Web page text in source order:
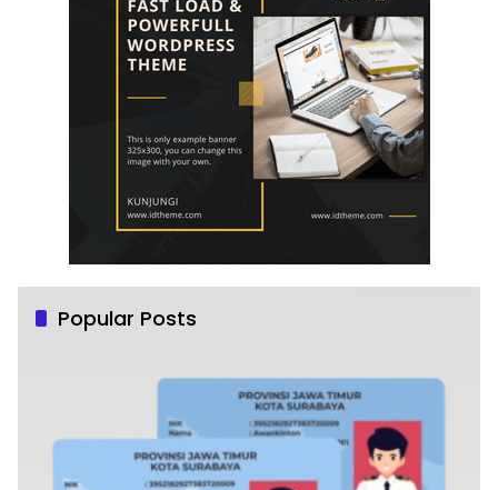
Popular Posts